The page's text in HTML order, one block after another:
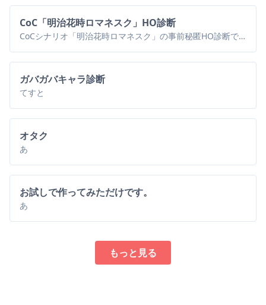
CoC「明治花時ロマネスク」HO診断
CoCシナリオ「明治花時ロマネスク」の事前秘匿HO診断です。
ガバガバキャラ診断
てすと
オタク
あ
お試しで作ってみただけです。
あ
もっと見る